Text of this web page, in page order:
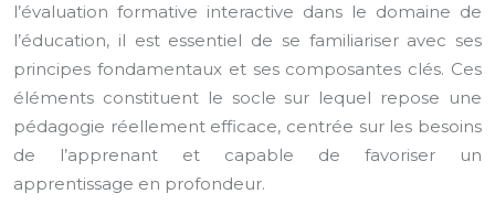
l’évaluation formative interactive dans le domaine de
l’éducation, il est essentiel de se familiariser avec ses
principes fondamentaux et ses composantes clés. Ces
éléments constituent le socle sur lequel repose une
pédagogie réellement efficace, centrée sur les besoins
de l’apprenant et capable de favoriser un
apprentissage en profondeur.